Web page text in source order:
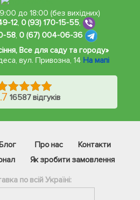
до 18:00 (без вихідних)
12, 0 (93) 170-15-55,
58, 0 (67) 004-06-36
Все для саду та городу»
,вул. Привозна, 14 На мапі
16587 відгуків
Про нас
Контакти
Як зробити замовлення
по всій Україні: